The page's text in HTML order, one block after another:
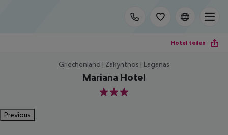
Hotel teilen
Griechenland | Zakynthos | Laganas
Mariana Hotel
3
Previous